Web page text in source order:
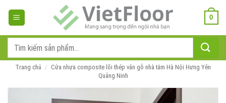
dung
0
kiếm:
Trang chủ / Cửa nhựa composite lõi thép vân gỗ nhà tắm Hà Nội Hưng Yên
Quảng Ninh